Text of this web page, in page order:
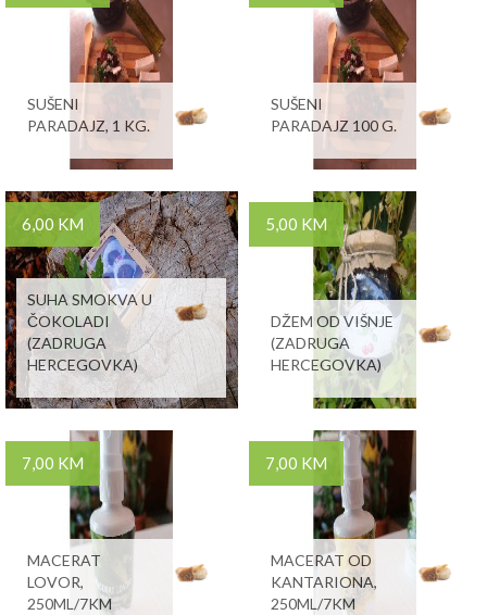
SUŠENI
PARADAJZ, 1 KG.
SUŠENI
PARADAJZ 100 G.
6,00 KM
SUHA SMOKVA U
ČOKOLADI
(ZADRUGA
HERCEGOVKA)
5,00 KM
DŽEM OD VIŠNJE
(ZADRUGA
HERCEGOVKA)
7,00 KM
MACERAT
LOVOR,
250ML/7KM
7,00 KM
MACERAT OD
KANTARIONA,
250ML/7KM